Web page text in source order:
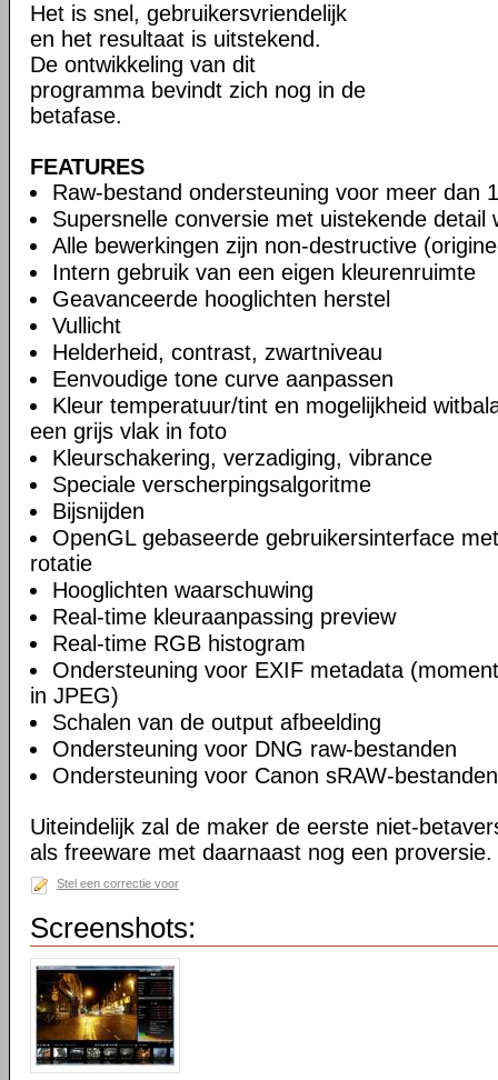
Het is snel, gebruikersvriendelijk
en het resultaat is uitstekend.
De ontwikkeling van dit
programma bevindt zich nog in de
betafase.
FEATURES
Raw-bestand ondersteuning voor meer dan
Supersnelle conversie met uistekende detail
Alle bewerkingen zijn non-destructive
Intern gebruik van een eigen kleurenruimte
Geavanceerde hooglichten herstel
Vullicht
Helderheid, contrast, zwartniveau
Eenvoudige tone curve aanpassen
Kleur temperatuur/tint en mogelijkheid
een grijs vlak in foto
Kleurschakering, verzadiging, vibrance
Speciale verscherpingsalgoritme
Bijsnijden
OpenGL gebaseerde gebruikersinterface
rotatie
Hooglichten waarschuwing
Real-time kleuraanpassing preview
Real-time RGB histogram
Ondersteuning voor EXIF metadata
in JPEG)
Schalen van de output afbeelding
Ondersteuning voor DNG raw-bestanden
Ondersteuning voor Canon sRAW-bestanden
Uiteindelijk zal de maker de eerste niet-
als freeware met daarnaast nog een proversie.
Stel een correctie voor
Screenshots: